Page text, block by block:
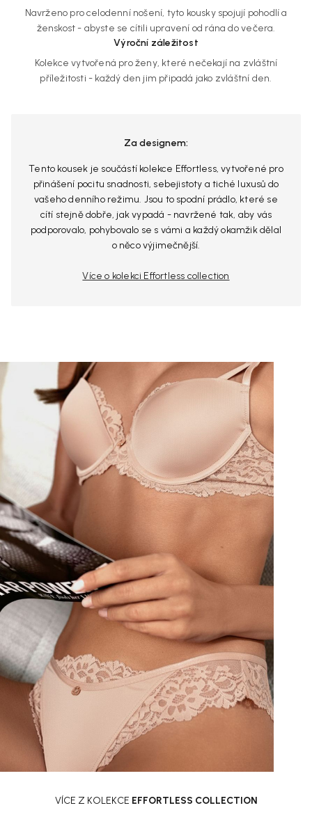
Navrženo pro celodenní nošení, tyto kousky spojují pohodlí a
ženskost - abyste se cítili upravení od rána do večera.
Výroční záležitost
Kolekce vytvořená pro ženy, které nečekají na zvláštní
příležitosti - každý den jim připadá jako zvláštní den.
Za designem:
Tento kousek je součástí kolekce Effortless, vytvořené pro
přinášení pocitu snadnosti, sebejistoty a tiché luxusů do
vašeho denního režimu. Jsou to spodní prádlo, které se
cítí stejně dobře, jak vypadá - navržené tak, aby vás
podporovalo, pohybovalo se s vámi a každý okamžik dělal
o něco výjimečnější.
Více o kolekci Effortless collection
VÍCE Z KOLEKCE EFFORTLESS COLLECTION